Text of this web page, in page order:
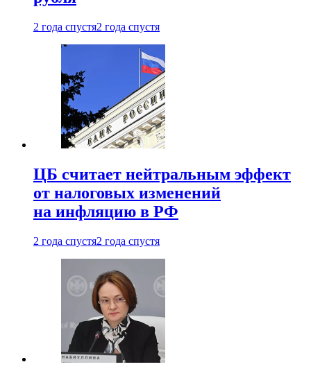
2 года спустя2 года спустя
ЦБ считает нейтральным эффект
от налоговых изменений
на инфляцию в РФ
2 года спустя2 года спустя